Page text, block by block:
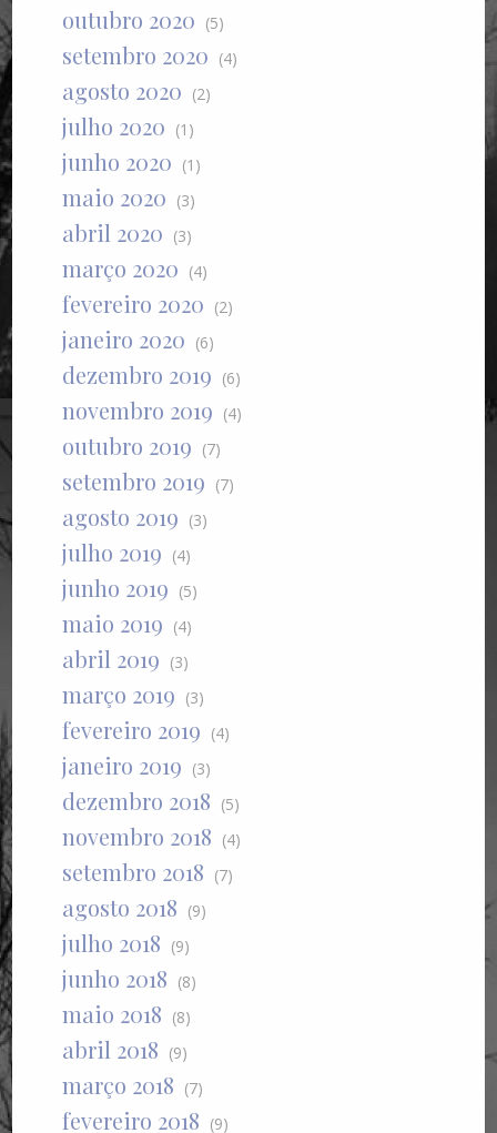
outubro 2020 (5)
setembro 2020 (4)
agosto 2020 (2)
julho 2020 (1)
junho 2020 (1)
maio 2020 (3)
abril 2020 (3)
março 2020 (4)
fevereiro 2020 (2)
janeiro 2020 (6)
dezembro 2019 (6)
novembro 2019 (4)
outubro 2019 (7)
setembro 2019 (7)
agosto 2019 (3)
julho 2019 (4)
junho 2019 (5)
maio 2019 (4)
abril 2019 (3)
março 2019 (3)
fevereiro 2019 (4)
janeiro 2019 (3)
dezembro 2018 (5)
novembro 2018 (4)
setembro 2018 (7)
agosto 2018 (9)
julho 2018 (9)
junho 2018 (8)
maio 2018 (8)
abril 2018 (9)
março 2018 (7)
fevereiro 2018 (9)